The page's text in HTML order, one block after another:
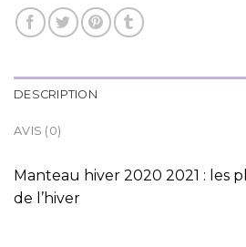
DESCRIPTION
AVIS (0)
Manteau hiver 2020 2021 : les
de l’hiver